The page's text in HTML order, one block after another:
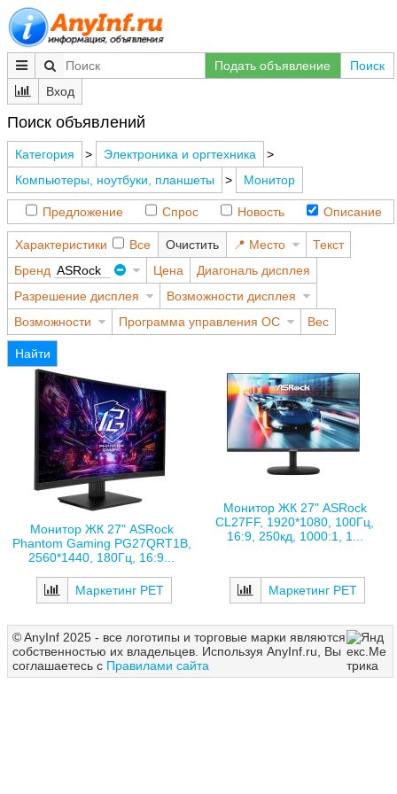
Подать объявление
Поиск
Вход
Поиск объявлений
Категория > Электроника и оргтехника
>
Компьютеры, ноутбуки, планшеты
> Монитор
Предложение Спрос Новость Описание
Характеристики Все Очистить Место
Текст
Бренд ASRock Цена
Диагональ дисплея
Разрешение дисплея
Возможности дисплея
Возможности
Программа управления ОС Вес
Найти
Монитор ЖК 27" ASRock
Phantom Gaming PG27QRT1B,
2560*1440, 180Гц, 16:9...
Маркетинг РЕТ
Монитор ЖК 27" ASRock
CL27FF, 1920*1080, 100Гц,
16:9, 250кд, 1000:1, 1...
Маркетинг РЕТ
© AnyInf 2025 - все логотипы и торговые марки являются
собственностью их владельцев. Используя AnyInf.ru, Вы
соглашаетесь с Правилами сайта